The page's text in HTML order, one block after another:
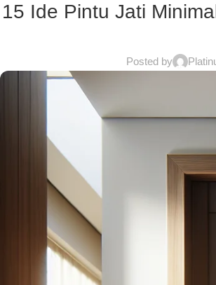
15 Ide Pintu Jati
Posted by